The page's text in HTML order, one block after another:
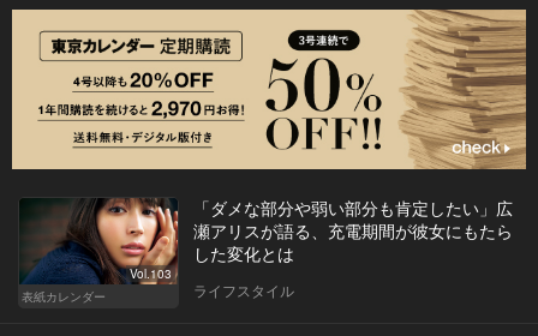
Vol.103
表紙カレンダー
「ダメな部分や弱い部分も肯定したい」広
瀬アリスが語る、充電期間が彼女にもたら
した変化とは
ライフスタイル